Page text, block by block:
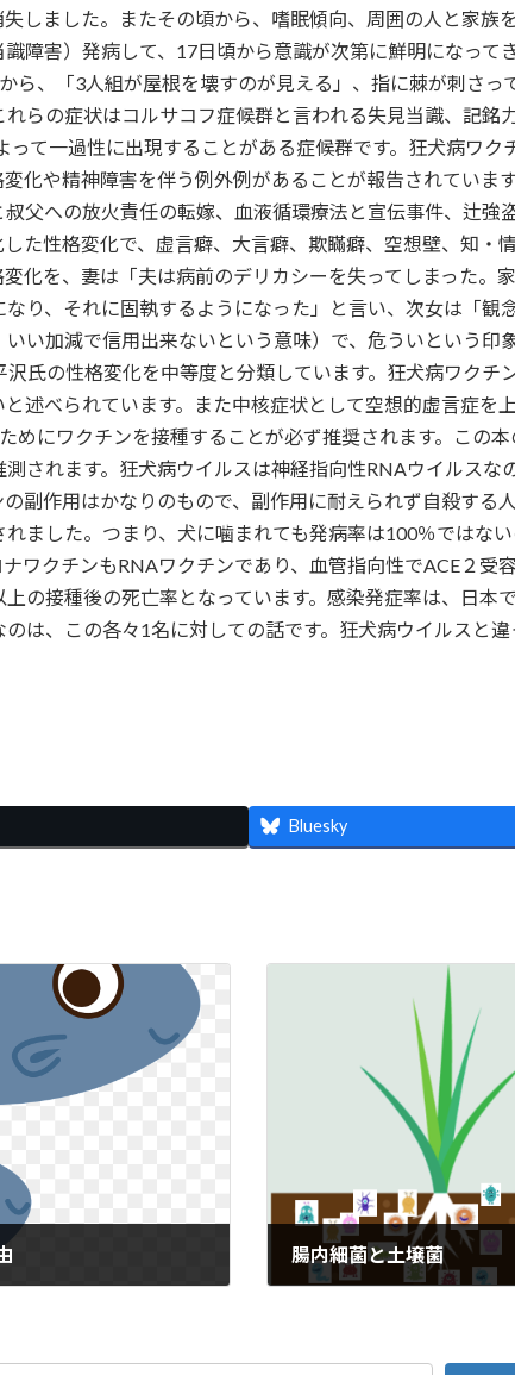
しました。またその頃から、嗜眠傾向、周囲の人と家族
障害）発病して、17日頃から意識が次第に鮮明になっ
ら、「3人組が屋根を壊すのが見える」、指に棘が刺さ
れらの症状はコルサコフ症候群と言われる失見当識、記
て一過性に出現することがある症候群です。狂犬病ワ
化や精神障害を伴う例外例があることが報告されていま
父への放火責任の転嫁、血液循環療法と宣伝事件、辻強
た性格変化で、虚言癖、大言癖、欺瞞癖、空想壁、知・
化を、妻は「夫は病前のデリカシーを失ってしまった。
り、それに固執するようになった」と言い、次女は「観
い加減で信用出来ないという意味）で、危ういという印
氏の性格変化を中等度と分類しています。狂犬病ワク
述べられています。また中核症状として空想的虚言症を
めにワクチンを接種することが必ず推奨されます。この
されます。狂犬病ウイルスは神経指向性RNAウイルス
副作用はかなりのもので、副作用に耐えられず自殺する
ました。つまり、犬に噛まれても発病率は100％ではな
ワクチンもRNAワクチンであり、血管指向性でACE２受
の接種後の死亡率となっています。感染発症率は、日本
は、この各々1名に対しての話です。狂犬病ウイルスと
Bluesky
腸内細菌と土壌菌